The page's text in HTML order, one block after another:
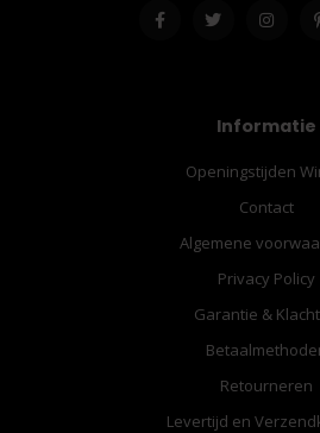
Informatie
Openingstijden
Contact
Algemene
Privacy Policy
Garantie &
Retourneren
Levertijd en